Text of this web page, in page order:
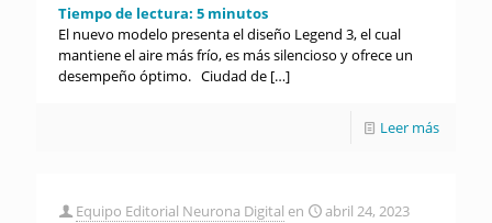
Tiempo de lectura: 5 minutos
El nuevo modelo presenta el diseño Legend 3, el cual
mantiene el aire más frío, es más silencioso y ofrece un
desempeño óptimo. Ciudad de […]
Leer más
Equipo Editorial Neurona Digital en
abril 24, 2023